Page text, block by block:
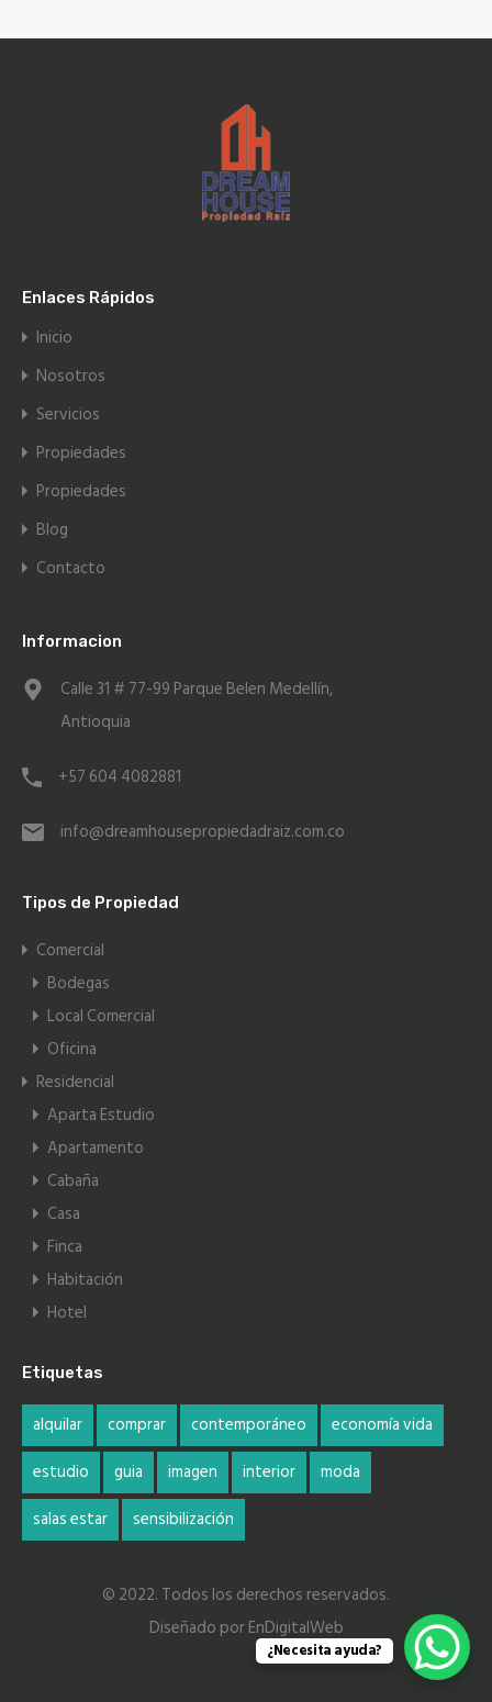
Enlaces Rápidos
Inicio
Nosotros
Servicios
Propiedades
Propiedades
Blog
Contacto
Informacion
Calle 31 # 77-99 Parque Belen Medellín,
Antioquia
+57 604 4082881
info@dreamhousepropiedadraiz.com.co
Tipos de Propiedad
Comercial
Bodegas
Local Comercial
Oficina
Residencial
Aparta Estudio
Apartamento
Cabaña
Casa
Finca
Habitación
Hotel
Etiquetas
alquilar comprar contemporáneo
economía vida
estudio
guia imagen interior
moda
salas estar
sensibilización
© 2022. Todos los derechos reservados.
Diseñado porEnDigitalWeb
¿Necesita ayuda?